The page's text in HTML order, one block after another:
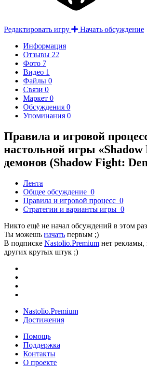
Редактировать игру
Начать обсуждение
Информация
Отзывы 22
Фото 7
Видео 1
Файлы 0
Связи 0
Маркет 0
Обсуждения 0
Упоминания 0
Правила и игровой
настольной игры
демонов (Shadow Fight:
Лента
Общее обсуждение 0
Правила и игровой процесс 0
Стратегии и варианты игры 0
Никто ещё не начал обсуждений в этом
Ты можешь начать первым ;)
В подписке Nastolio.Premium нет рекламы,
других крутых штук ;)
Nastolio.Premium
Достижения
Помощь
Поддержка
Контакты
О проекте